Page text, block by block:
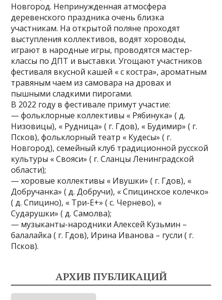
Новгород. Непринужденная атмосфера
деревенского праздника очень близка
участникам. На открытой поляне проходят
выступления коллективов, водят хороводы,
играют в народные игры, проводятся мастер-
классы по ДПТ и выставки. Угощают участников
фестиваля вкусной кашей « с костра», ароматным
травяным чаем из самовара на дровах и
пышными сладкими пирогами.
В 2022 году в фестивале примут участие:
— фольклорные коллективы « Рябинука» ( д.
Низовицы), « Рудница» ( г. Гдов), « Будимир» ( г.
Псков), фольклорный театр « Кудесы» ( г.
Новгород), семейный клуб традиционной русской
культуры « Свояси» ( г. Сланцы Ленинградской
области);
— хоровые коллективы « Ивушки» ( г. Гдов), «
Добручанка» ( д. Добручи), « Спицинское колечко»
( д. Спицино), « Три-Е+» ( с. Чернево), «
Сударушки» ( д. Самолва);
— музыканты-народники Алексей Кузьмин –
балалайка ( г. Гдов), Ирина Иванова – гусли ( г.
Псков).
АРХИВ ПУБЛИКАЦИЙ